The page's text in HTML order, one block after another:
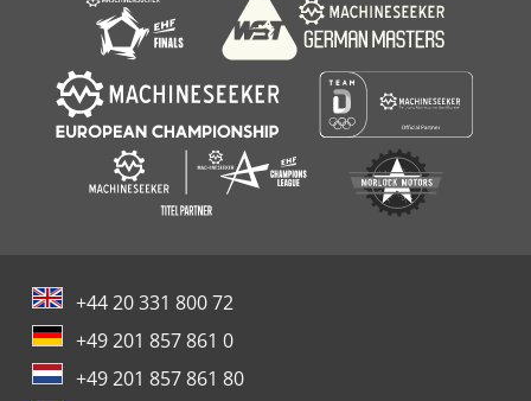
Claas Volto 740 Hr
+44 20 331 800 72
+49 201 857 861 0
+49 201 857 861 80